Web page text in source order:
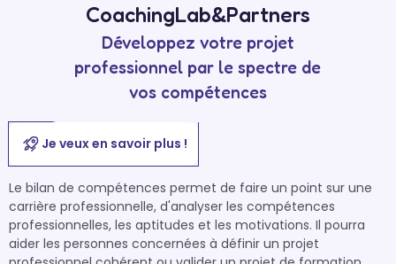
CoachingLab&Partners
Développez votre projet
professionnel par le spectre de
vos compétences
Je veux en savoir plus !
Le bilan de compétences permet de faire un point sur une
carrière professionnelle, d'analyser les compétences
professionnelles, les aptitudes et les motivations. Il pourra
aider les personnes concernées à définir un projet